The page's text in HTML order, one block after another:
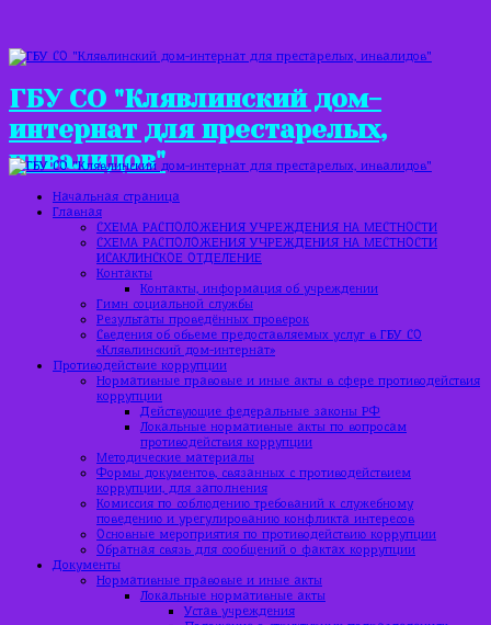
ГБУ СО "Клявлинский дом-
интернат для престарелых,
инвалидов"
Начальная страница
Главная
СХЕМА РАСПОЛОЖЕНИЯ УЧРЕЖДЕНИЯ НА МЕСТНОСТИ
СХЕМА РАСПОЛОЖЕНИЯ УЧРЕЖДЕНИЯ НА МЕСТНОСТИ
ИСАКЛИНСКОЕ ОТДЕЛЕНИЕ
Контакты
Контакты, информация об учреждении
Гимн социальной службы
Результаты проведённых проверок
Сведения об объеме предоставляемых услуг в ГБУ СО
«Клявлинский дом-интернат»
Противодействие коррупции
Нормативные правовые и иные акты в сфере противодействия
коррупции
Действующие федеральные законы РФ
Локальные нормативные акты по вопросам
противодействия коррупции
Методические материалы
Формы документов, связанных с противодействием
коррупции, для заполнения
Комиссия по соблюдению требований к служебному
поведению и урегулированию конфликта интересов
Основные мероприятия по противодействию коррупции
Обратная связь для сообщений о фактах коррупции
Документы
Нормативные правовые и иные акты
Локальные нормативные акты
Устав учреждения